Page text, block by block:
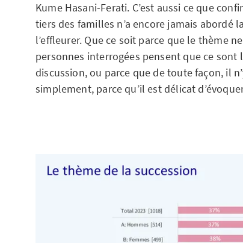
Kume Hasani-Ferati. C’est aussi ce que
tiers des familles n’a encore jamais abordé
l’effleurer. Que ce soit parce que le thème
personnes interrogées pensent que ce
discussion, ou parce que de toute façon, il
simplement, parce qu’il est délicat